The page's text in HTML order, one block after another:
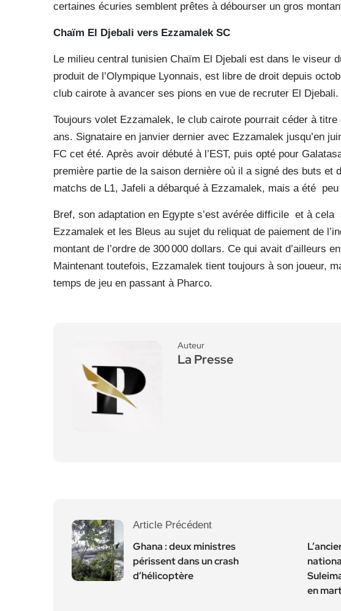
certaines écuries semblent prêtes à débourser un gros
Chaïm El Djebali vers Ezzamalek SC
Le milieu central tunisien Chaïm El Djebali est dans le viseur
produit de l’Olympique Lyonnais, est libre de droit depuis
club cairote à avancer ses pions en vue de recruter El Djebali.
Toujours volet Ezzamalek, le club cairote pourrait céder à
ans. Signataire en janvier dernier avec Ezzamalek jusqu’en
FC cet été. Après avoir débuté à l’EST, puis opté pour
première partie de la saison dernière où il a signé des buts et
matchs de L1, Jafeli a débarqué à Ezzamalek, mais a été
Bref, son adaptation en Egypte s’est avérée difficile et à cela
Ezzamalek et les Bleus au sujet du reliquat de paiement de
montant de l’ordre de 300 000 dollars. Ce qui avait d’ailleurs
Maintenant toutefois, Ezzamalek tient toujours à son joueur,
temps de jeu en passant à Pharco.
Auteur
La Presse
Article Précédent
Ghana : deux ministres
périssent dans un crash
d’hélicoptère
en